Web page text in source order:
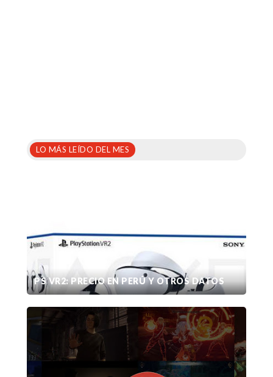
LO MÁS LEÍDO DEL MES
PS VR2: PRECIO EN PERÚ Y OTROS DATOS